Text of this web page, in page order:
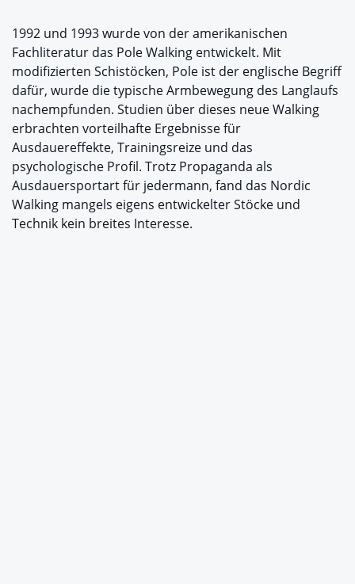
1992 und 1993 wurde von der amerikanischen
Fachliteratur das Pole Walking entwickelt. Mit
modifizierten Schistöcken, Pole ist der englische Begriff
dafür, wurde die typische Armbewegung des Langlaufs
nachempfunden. Studien über dieses neue Walking
erbrachten vorteilhafte Ergebnisse für
Ausdauereffekte, Trainingsreize und das
psychologische Profil. Trotz Propaganda als
Ausdauersportart für jedermann, fand das Nordic
Walking mangels eigens entwickelter Stöcke und
Technik kein breites Interesse.